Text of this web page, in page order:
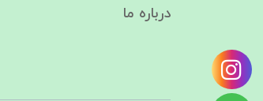
درباره ما